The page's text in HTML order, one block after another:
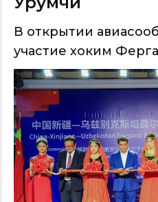
В открытии
участие хоким